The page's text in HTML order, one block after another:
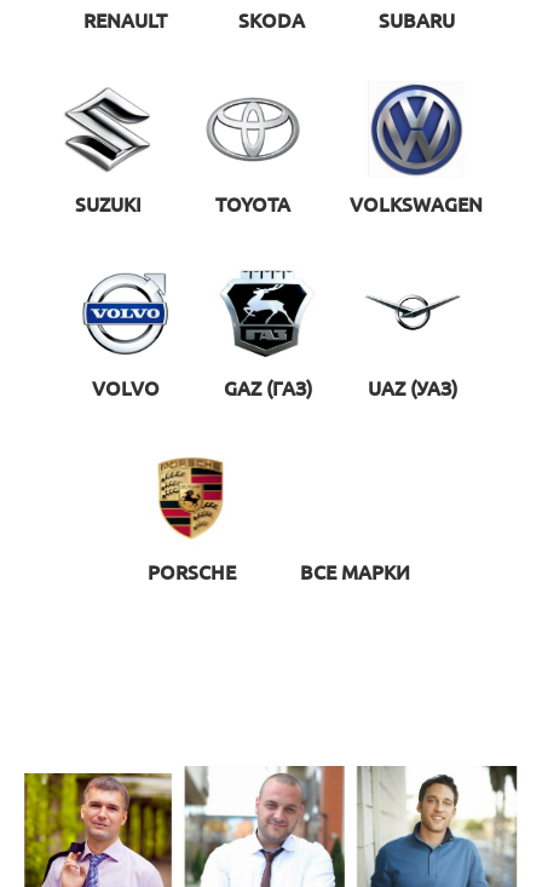
RENAULT SKODA SUBARU
SUZUKI TOYOTA VOLKSWAGEN
VOLVO GAZ (ГАЗ) UAZ (УАЗ)
PORSCHE ВСЕ МАРКИ